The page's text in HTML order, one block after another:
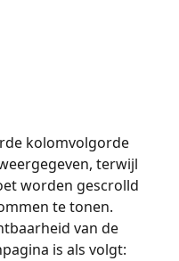
kolomvolgorde
terwijl
worden gescrolld
te tonen.
van de
is als volgt: